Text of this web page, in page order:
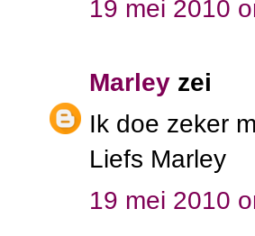
19 mei 2010
Marley zei
Ik doe zeker
Liefs Marley
19 mei 2010